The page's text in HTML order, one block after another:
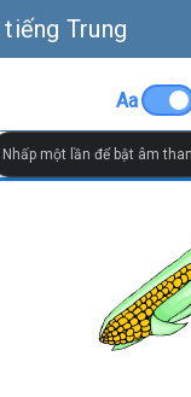
Trung
Aa
Nhấp một lần để bật âm